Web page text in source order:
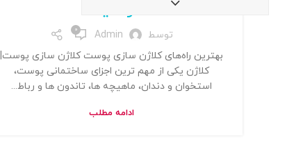
ارگانیک
توسط Admin
0
بهترین راه‌های کلاژن سازی پوست کلاژن سازی پوست|
کلاژن یکی از مهم ترین اجزای ساختمانی پوست،
استخوان و دندان، ماهیچه ها، تاندون ها و رباط...
ادامه مطلب